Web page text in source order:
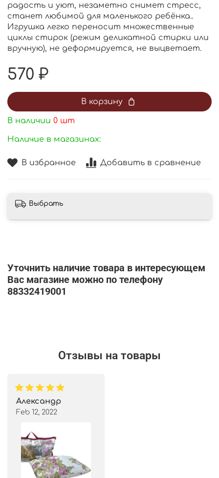
В избранное Добавить в сравнение
радость и уют, незаметно снимет стресс,
станет любимой для маленького ребёнка..
Игрушка легко переносит множественные
циклы стирок (режим деликатной стирки или
вручную), не деформируется, не выцветает.
570 ₽
В корзину
В наличии 0 шт
Наличие в магазинах:
Выбрать
Уточнить наличие товара в интересующем
Вас магазине можно по телефону
88332419001
Отзывы на товары
Александр
Feb 12, 2022